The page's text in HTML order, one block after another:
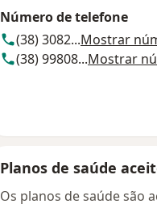
Número de telefone
(38) 3082...Mostrar
(38) 99808...Mostrar
Planos de saúde
Os planos de saúde são